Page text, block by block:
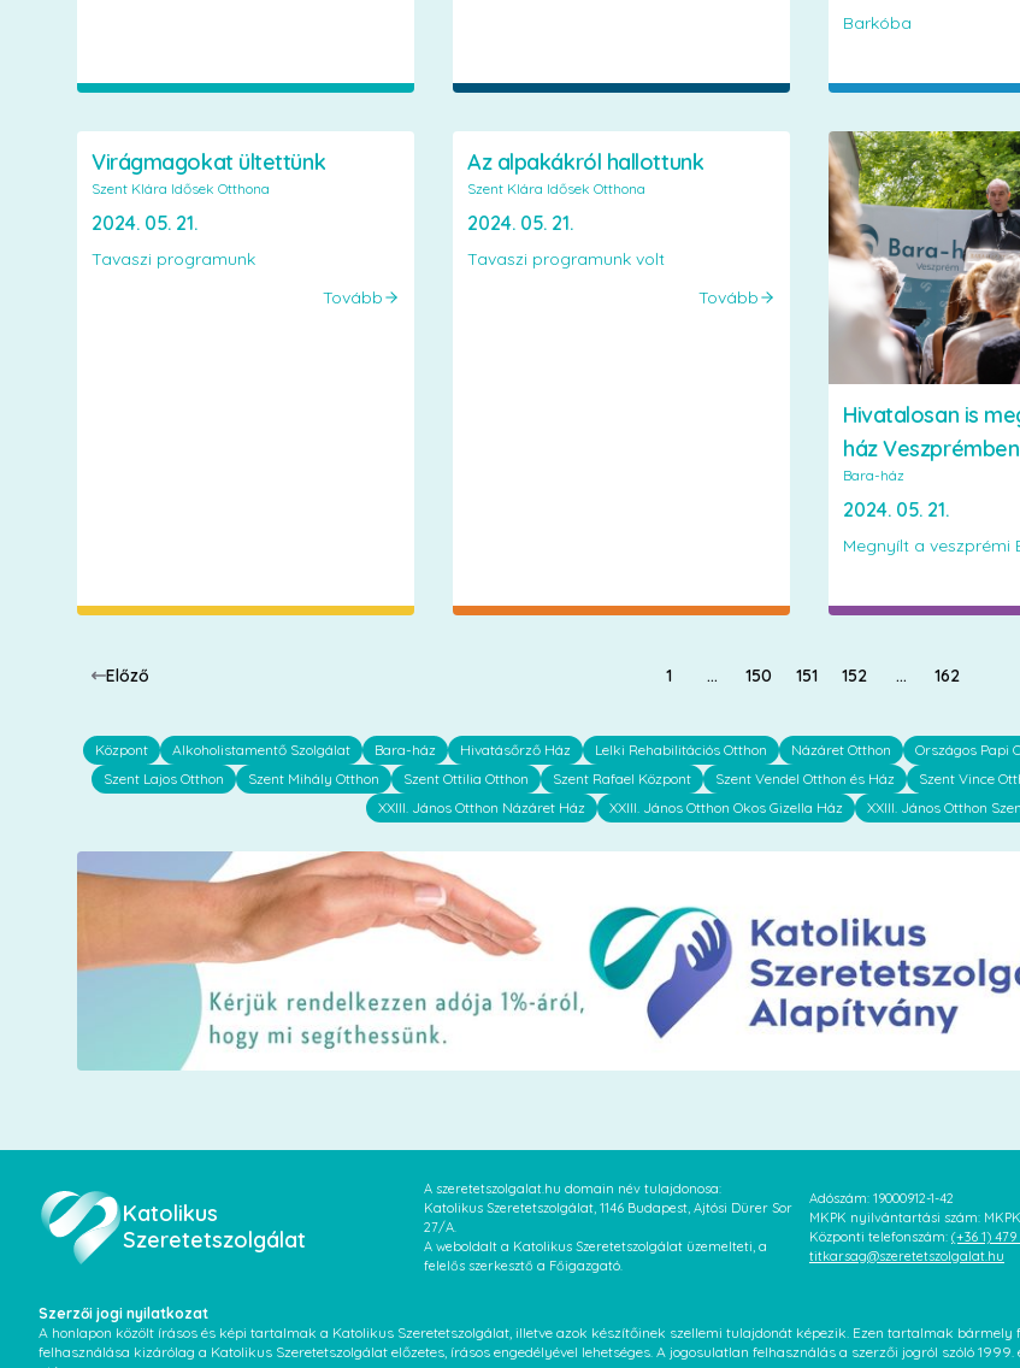
Barkóba
Virágmagokat ültettünk
Szent Klára Idősek Otthona
2024. 05. 21.
Tavaszi programunk
Tovább
Az alpakákról hallottunk
Szent Klára Idősek Otthona
2024. 05. 21.
Tavaszi programunk volt
Tovább
Hivatalosan is
ház Veszprémben
Bara-ház
2024. 05. 21.
Megnyílt a veszprémi
Előző 1 … 150 151 152 … 162
Központ Alkoholistamentő Szolgálat Bara-ház Hivatásőrző Ház Lelki Rehabilitációs Otthon Názáret Otthon Országos Papi
Szent Lajos Otthon
Szent Mihály Otthon Szent Ottilia Otthon Szent Rafael Központ Szent Vendel Otthon és Ház Szent Vince
XXIII. János Otthon Názáret Ház
XXIII. János Otthon Okos Gizella Ház XXIII. János Otthon
Katolikus
Szeretetszolgálat
A szeretetszolgalat.hu domain név tulajdonosa:
Katolikus Szeretetszolgálat, 1146 Budapest, Ajtósi Dürer Sor
27/A.
A weboldalt a Katolikus Szeretetszolgálat üzemelteti, a
felelős szerkesztő a Főigazgató.
Adószám: 19000912-1-42
MKPK nyilvántartási szám:
Központi telefonszám: (+36 1) 479
titkarsag@szeretetszolgalat.hu
Szerzői jogi nyilatkozat
A honlapon közölt írásos és képi tartalmak a Katolikus Szeretetszolgálat, illetve azok készítőinek szellemi tulajdonát képezik. Ezen tartalmak
felhasználása kizárólag a Katolikus Szeretetszolgálat előzetes, írásos engedélyével lehetséges. A jogosulatlan felhasználás a szerzői jogról szóló